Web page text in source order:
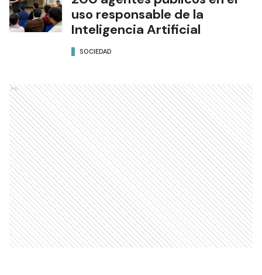
uso responsable de la
Inteligencia Artificial
SOCIEDAD
Ads